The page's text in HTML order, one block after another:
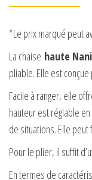
*Le prix marqué peut
La chaise haute
pliable. Elle est
Facile à ranger, elle
hauteur est réglable en
de situations. Elle
Pour le plier, il suffit
En termes de